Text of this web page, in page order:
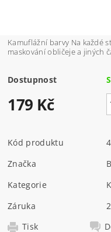
Kamuflážní barvy Na každé
maskování obličeje a jiných
Dostupnost
179 Kč
Kód produktu
Značka
Kategorie
Záruka
Tisk